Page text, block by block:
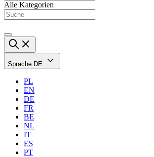
Alle Kategorien
Sprache DE
PL
EN
DE
FR
BE
NL
IT
ES
PT